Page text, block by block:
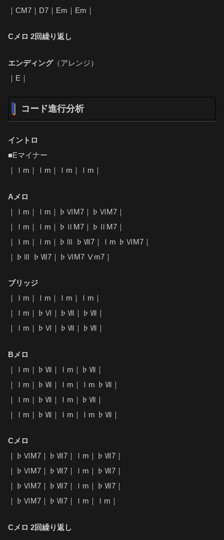
｜CM7｜D7｜Em｜Em｜
Cメロ 2回繰り返し
エンディング（アレンジ）
｜E｜
コード進行分析
イントロ
■Eマイナー
｜Ⅰm｜Ⅰm｜Ⅰm｜Ⅰm｜
Aメロ
｜Ⅰm｜Ⅰm｜♭ⅥM7｜♭ⅥM7｜
｜Ⅰm｜Ⅰm｜♭ⅡM7｜♭ⅡM7｜
｜Ⅰm｜Ⅰm｜♭Ⅲ ♭Ⅶ7｜Ⅰm ♭ⅥM7｜
｜♭Ⅲ ♭Ⅶ7｜♭ⅥM7 Ⅴm7｜
ブリッジ
｜Ⅰm｜Ⅰm｜Ⅰm｜Ⅰm｜
｜Ⅰm｜♭Ⅵ｜♭Ⅶ｜♭Ⅶ｜
｜Ⅰm｜♭Ⅵ｜♭Ⅶ｜♭Ⅶ｜
Bメロ
｜Ⅰm｜♭Ⅶ｜Ⅰm｜♭Ⅶ｜
｜Ⅰm｜♭Ⅶ｜Ⅰm｜Ⅰm ♭Ⅶ｜
｜Ⅰm｜♭Ⅶ｜Ⅰm｜♭Ⅶ｜
｜Ⅰm｜♭Ⅶ｜Ⅰm｜Ⅰm ♭Ⅶ｜
Cメロ
｜♭ⅥM7｜♭Ⅶ7｜Ⅰm｜♭Ⅶ7｜
｜♭ⅥM7｜♭Ⅶ7｜Ⅰm｜♭Ⅶ7｜
｜♭ⅥM7｜♭Ⅶ7｜Ⅰm｜♭Ⅶ7｜
｜♭ⅥM7｜♭Ⅶ7｜Ⅰm｜Ⅰm｜
Cメロ 2回繰り返し